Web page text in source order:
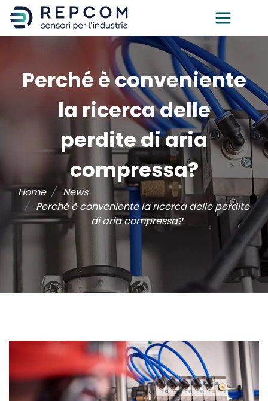
Perché è conveniente
la ricerca delle
perdite di aria
compressa?
Home
News
Perché è conveniente la ricerca delle perdite
di aria compressa?